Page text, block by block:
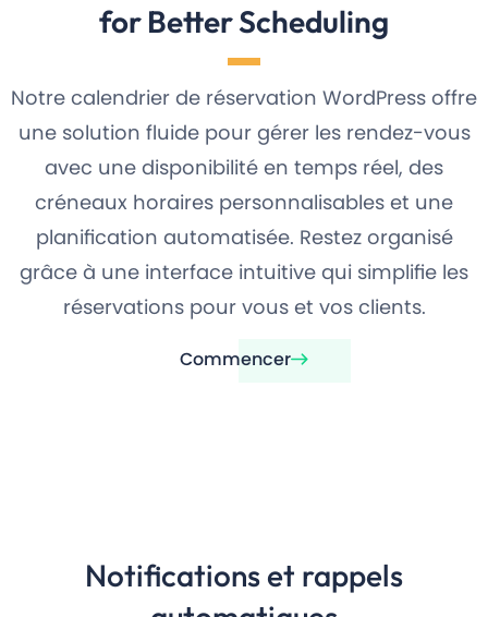
for Better Scheduling
Notre calendrier de réservation WordPress offre
une solution fluide pour gérer les rendez-vous
avec une disponibilité en temps réel, des
créneaux horaires personnalisables et une
planification automatisée. Restez organisé
grâce à une interface intuitive qui simplifie les
réservations pour vous et vos clients.
Commencer
Notifications et rappels